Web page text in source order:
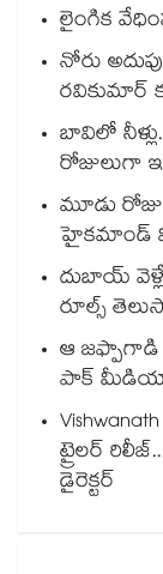
లైంగిక
నోరు
రవికుమార్
బావిలో
రోజులుగా
మూడు
హైకమాండ్
దుబాయ్
రూల్స్
ఆ జఫ్పాగాడి
పాక్
ట్రైలర్
డైరెక్టర్